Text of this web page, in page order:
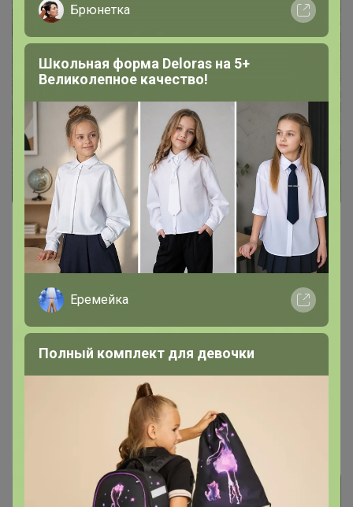
Цена:372 р. 449 р.
- Набор просто супер! Рекомендую к покупке. Весь
инструмент входящий в набор - качественный
Брюнетка
Школьная форма Deloras на 5+
Великолепное качество!
Еремейка
Полный комплект для девочки